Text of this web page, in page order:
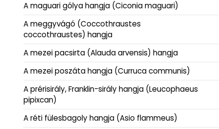
A maguari gólya hangja (Ciconia maguari)
A meggyvágó (Coccothraustes
coccothraustes) hangja
A mezei pacsirta (Alauda arvensis) hangja
A mezei poszáta hangja (Curruca communis)
A prérisirály, Franklin-sirály hangja (Leucophaeus
pipixcan)
A réti fülesbagoly hangja (Asio flammeus)